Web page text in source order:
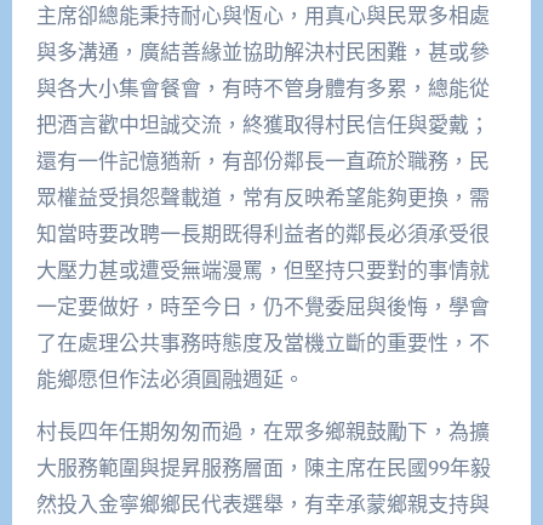
主席卻總能秉持耐心與恆心，用真心與民眾多相處
與多溝通，廣結善緣並協助解決村民困難，甚或參
與各大小集會餐會，有時不管身體有多累，總能從
把酒言歡中坦誠交流，終獲取得村民信任與愛戴；
還有一件記憶猶新，有部份鄰長一直疏於職務，民
眾權益受損怨聲載道，常有反映希望能夠更換，需
知當時要改聘一長期既得利益者的鄰長必須承受很
大壓力甚或遭受無端漫罵，但堅持只要對的事情就
一定要做好，時至今日，仍不覺委屈與後悔，學會
了在處理公共事務時態度及當機立斷的重要性，不
能鄉愿但作法必須圓融週延。
村長四年任期匆匆而過，在眾多鄉親鼓勵下，為擴
大服務範圍與提昇服務層面，陳主席在民國99年毅
然投入金寧鄉鄉民代表選舉，有幸承蒙鄉親支持與